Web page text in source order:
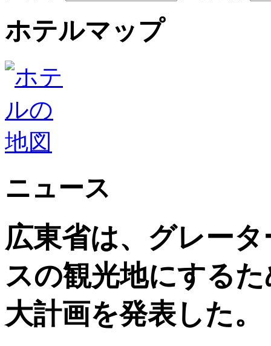
ホテルマップ
ニュース
広東省は、グレー
スの観光地にする
大計画を発表した。